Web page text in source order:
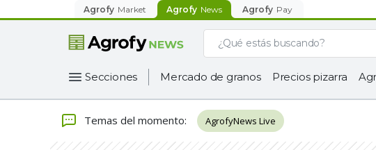
Agrofy Market Agrofy News Agrofy Pay
Secciones Mercado de granos Precios pizarra
Temas del momento: AgrofyNews Live